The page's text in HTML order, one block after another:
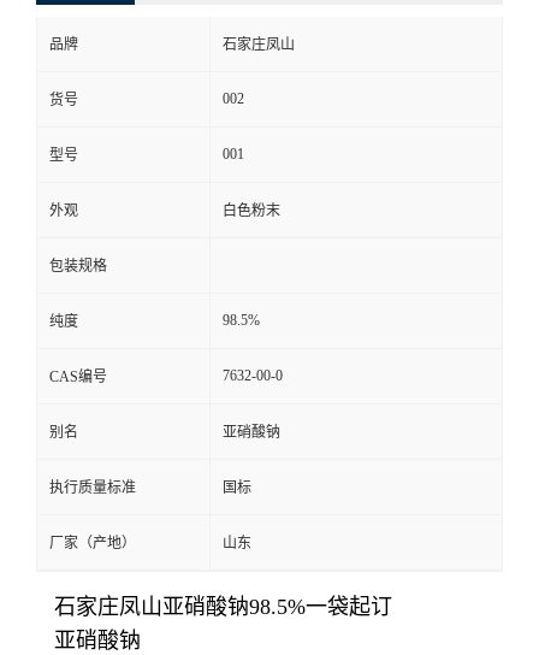
品牌 石家庄凤山
货号 002
型号 001
外观 白色粉末
包装规格
纯度 98.5%
CAS编号 7632-00-0
别名 亚硝酸钠
执行质量标准 国标
厂家（产地） 山东
石家庄凤山亚硝酸钠98.5%一袋起订
亚硝酸钠